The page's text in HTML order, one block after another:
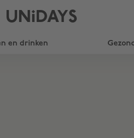
UNiDAYS
en drinken